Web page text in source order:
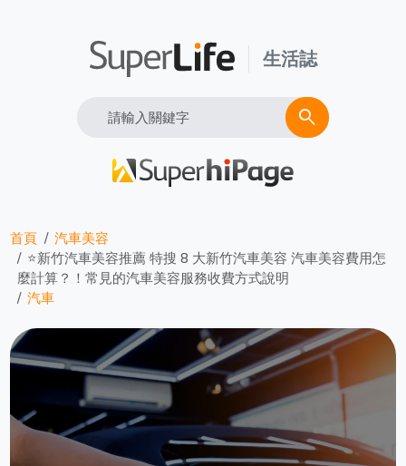
生活誌
Search search
首頁
汽車美容
⭐新竹汽車美容推薦 特搜 8 大新竹汽車美容 汽車美容費用怎
麼計算？！常見的汽車美容服務收費方式說明
汽車